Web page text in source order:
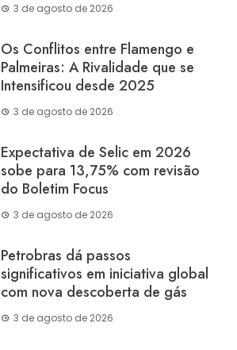
3 de agosto de 2026
Os Conflitos entre Flamengo e
Palmeiras: A Rivalidade que se
Intensificou desde 2025
3 de agosto de 2026
Expectativa de Selic em 2026
sobe para 13,75% com revisão
do Boletim Focus
3 de agosto de 2026
Petrobras dá passos
significativos em iniciativa global
com nova descoberta de gás
3 de agosto de 2026